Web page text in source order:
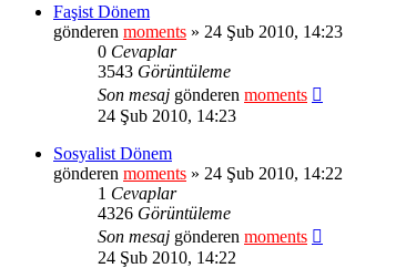
Faşist Dönem
gönderen moments » 24 Şub 2010, 14:23
0 Cevaplar
3543 Görüntüleme
Son mesaj gönderen moments
24 Şub 2010, 14:23
Sosyalist Dönem
gönderen moments » 24 Şub 2010, 14:22
1 Cevaplar
4326 Görüntüleme
Son mesaj gönderen moments
24 Şub 2010, 14:22